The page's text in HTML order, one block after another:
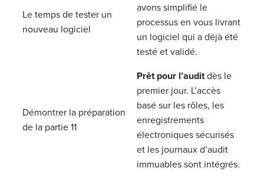
Le temps de tester un
nouveau logiciel
avons simplifié le
processus en vous livrant
un logiciel qui a déjà été
testé et validé.
Démontrer la préparation
de la partie 11
Prêt pour l’auditdès le
premier jour. L’accès
basé sur les rôles, les
enregistrements
électroniques sécurisés
et les journaux d’audit
immuables sont intégrés.